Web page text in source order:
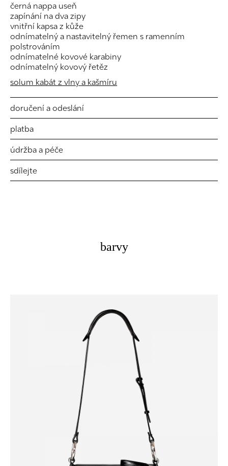
černá nappa useň
zapínání na dva zipy
vnitřní kapsa z kůže
odnímatelný a nastavitelný řemen s ramenním
polstrováním
odnímatelné kovové karabiny
odnímatelný kovový řetěz
solum kabát z vlny a kašmíru
doručení a odeslání
platba
údržba a péče
sdílejte
barvy